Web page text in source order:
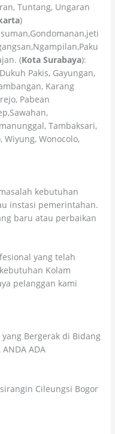
Tuntang, Ungaran
)
(Kota Surabaya):
Pakis, Gayungan,
Karang
Pabean
Tambaksari,
Wiyung, Wonocolo,
kebutuhan
instasi pemerintahan.
baru atau perbaikan
yang telah
Kolam
pelanggan kami
yang Bergerak di Bidang
ADA
Cileungsi Bogor